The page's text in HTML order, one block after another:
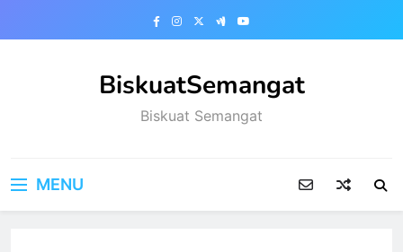
BiskuatSemangat
Biskuat Semangat
MENU